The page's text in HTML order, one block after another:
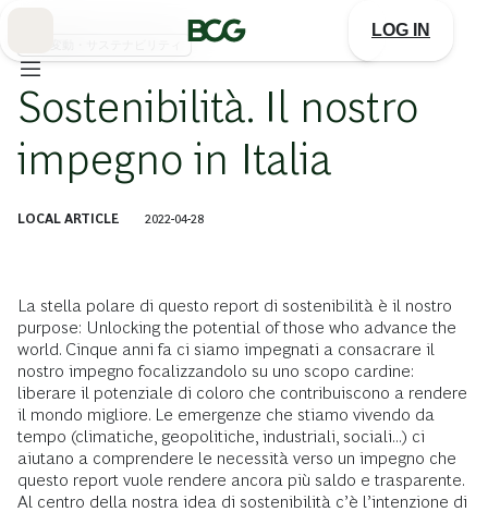
LOG IN
Sostenibilità. Il nostro
impegno in Italia
LOCAL ARTICLE 2022-04-28
La stella polare di questo report di sostenibilità è il nostro
purpose: Unlocking the potential of those who advance the
world. Cinque anni fa ci siamo impegnati a consacrare il
nostro impegno focalizzandolo su uno scopo cardine:
liberare il potenziale di coloro che contribuiscono a rendere
il mondo migliore. Le emergenze che stiamo vivendo da
tempo (climatiche, geopolitiche, industriali, sociali...) ci
aiutano a comprendere le necessità verso un impegno che
questo report vuole rendere ancora più saldo e trasparente.
Al centro della nostra idea di sostenibilità c’è l’intenzione di